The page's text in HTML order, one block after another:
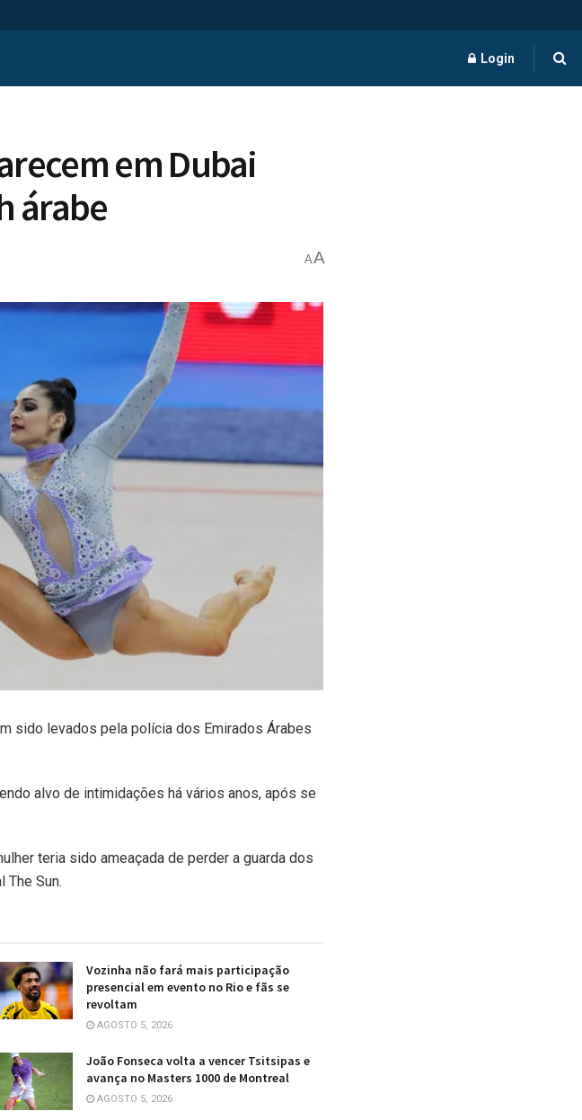
Login
em Dubai
árabe
AA
sido levados pela polícia dos Emirados Árabes
alvo de intimidações há vários anos, após se
teria sido ameaçada de perder a guarda dos
The Sun.
Vozinha não fará mais participação
presencial em evento no Rio e fãs se
revoltam
AGOSTO 5, 2026
João Fonseca volta a vencer Tsitsipas e
avança no Masters 1000 de Montreal
AGOSTO 5, 2026